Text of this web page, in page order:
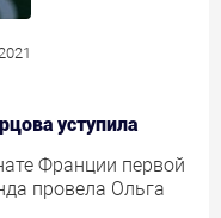
уступила
Франции первой
провела Ольга